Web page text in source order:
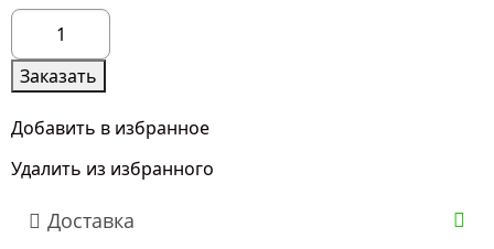
Количество
товара
101
Белый
Пион
Заказать
Добавить в избранное
Удалить из избранного
Доставка